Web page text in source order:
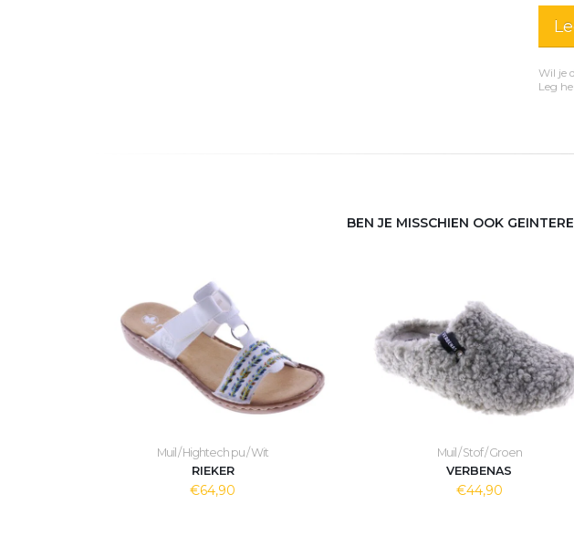
Wil je
Leg
BEN JE MISSCHIEN OOK
Muil / Hightech pu / Wit
RIEKER
€64,90
Muil / Stof / Groen
VERBENAS
€44,90